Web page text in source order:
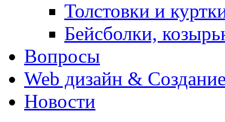
Толстовки и
Бейсболки,
Вопросы
Web дизайн &
Новости